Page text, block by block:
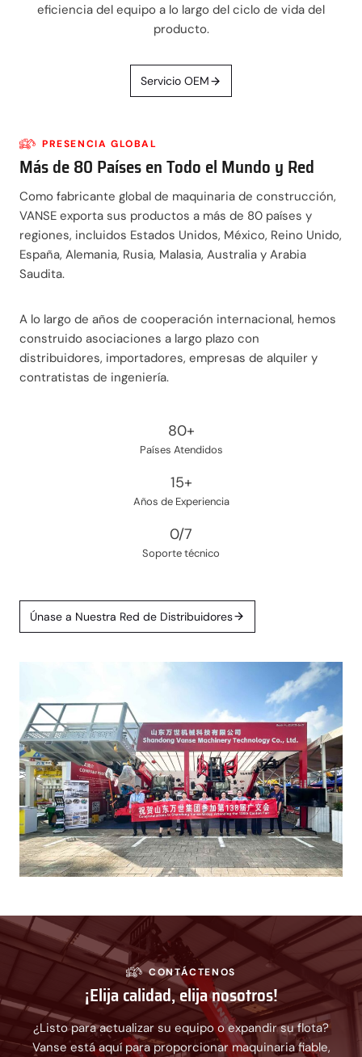
eficiencia del equipo a lo largo del ciclo de vida del
producto.
Servicio OEM
PRESENCIA GLOBAL
Más de 80 Países en Todo el Mundo y Red
Como fabricante global de maquinaria de construcción,
VANSE exporta sus productos a más de 80 países y
regiones, incluidos Estados Unidos, México, Reino Unido,
España, Alemania, Rusia, Malasia, Australia y Arabia
Saudita.
A lo largo de años de cooperación internacional, hemos
construido asociaciones a largo plazo con
distribuidores, importadores, empresas de alquiler y
contratistas de ingeniería.
80+
Países Atendidos
15+
Años de Experiencia
0/7
Soporte técnico
Únase a Nuestra Red de Distribuidores
CONTÁCTENOS
¡Elija calidad, elija nosotros!
¿Listo para actualizar su equipo o expandir su flota?
Vanse está aquí para proporcionar maquinaria fiable,